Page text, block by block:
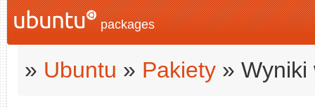
packages
» Ubuntu » Pakiety » Wyniki